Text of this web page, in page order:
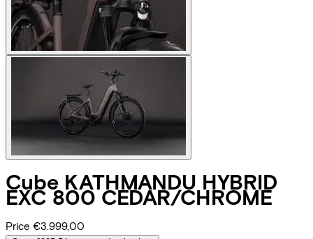
Cube KATHMANDU HYBRID
EXC 800 CEDAR/CHROME
Price €3.999,00